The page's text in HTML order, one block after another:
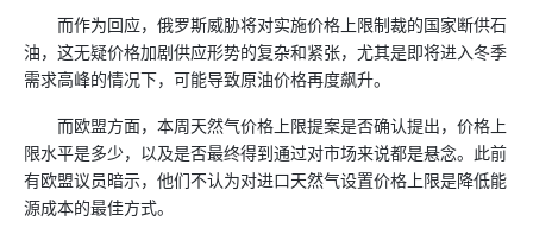
而作为回应，俄罗斯威胁将对实施价格上限制裁的国家断供石
油，这无疑价格加剧供应形势的复杂和紧张，尤其是即将进入冬季
需求高峰的情况下，可能导致原油价格再度飙升。
而欧盟方面，本周天然气价格上限提案是否确认提出，价格上
限水平是多少，以及是否最终得到通过对市场来说都是悬念。此前
有欧盟议员暗示，他们不认为对进口天然气设置价格上限是降低能
源成本的最佳方式。